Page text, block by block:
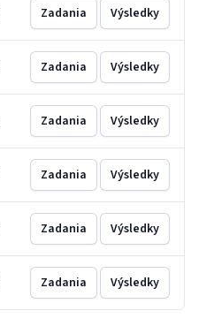
Zadania Výsledky
Zadania Výsledky
Zadania Výsledky
Zadania Výsledky
Zadania Výsledky
Zadania Výsledky